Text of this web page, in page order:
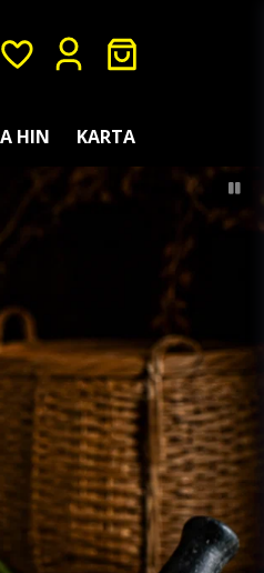
HIN KARTA